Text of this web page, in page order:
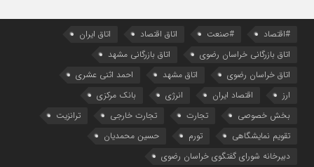
#اقتصاد #صنعت اتاق اقتصاد
اتاق ایران
اتاق بازرگانی خراسان رضوی
اتاق بازرگانی مشهد
اتاق خراسان رضوی
اتاق مشهد
احمد اثنی عشری
ارز
اقتصاد ایران انرژی
بانک مرکزی
بخش خصوصی
تجارت تجارت خارجی
ترانزیت
تقویم نمایشگاهی
تورم
حسین محمدیان
دبیرخانه شورای گفتگوی خراسان رضوی